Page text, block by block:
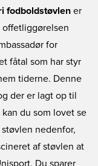
fodboldstøvlen er
offetliggørelsen
for
fåtal som har styr
tiderne. Denne
der er lagt op til
du som lovet se
nedenfor,
af støvlen at
Du sparer